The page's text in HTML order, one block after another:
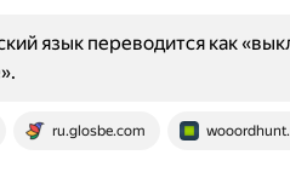
ru.glosbe.com
язык переводится как